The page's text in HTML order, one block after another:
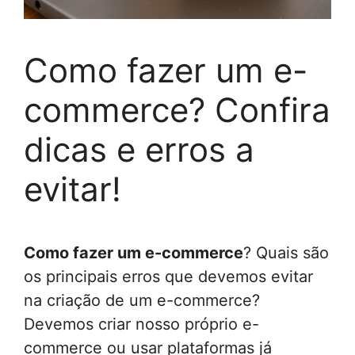
Como fazer um e-
commerce? Confira
dicas e erros a
evitar!
Como fazer um e-commerce? Quais são
os principais erros que devemos evitar
na criação de um e-commerce?
Devemos criar nosso próprio e-
commerce ou usar plataformas já